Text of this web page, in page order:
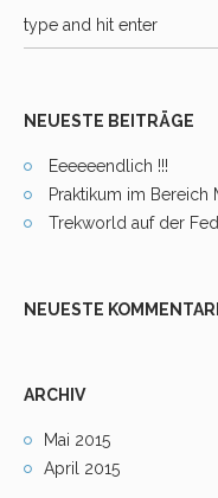
NEUESTE BEITRÄGE
Eeeeeendlich !!!
Praktikum im Bereich
Trekworld auf der
NEUESTE
ARCHIV
Mai 2015
April 2015